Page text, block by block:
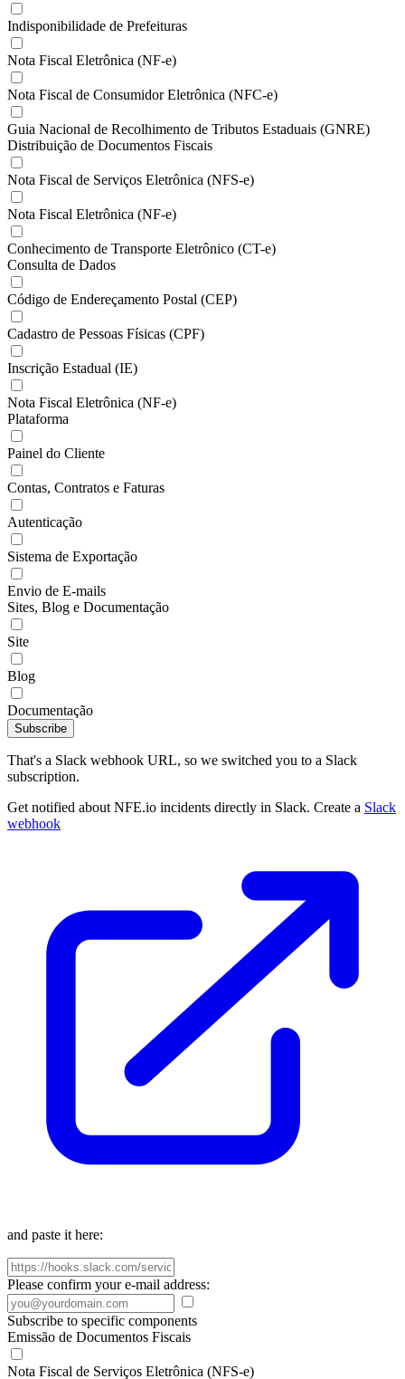
Indisponibilidade de Prefeituras
Nota Fiscal Eletrônica (NF-e)
Nota Fiscal de Consumidor Eletrônica (NFC-e)
Guia Nacional de Recolhimento de Tributos Estaduais (GNRE)
Distribuição de Documentos Fiscais
Nota Fiscal de Serviços Eletrônica (NFS-e)
Nota Fiscal Eletrônica (NF-e)
Conhecimento de Transporte Eletrônico (CT-e)
Consulta de Dados
Código de Endereçamento Postal (CEP)
Cadastro de Pessoas Físicas (CPF)
Inscrição Estadual (IE)
Nota Fiscal Eletrônica (NF-e)
Plataforma
Painel do Cliente
Contas, Contratos e Faturas
Autenticação
Sistema de Exportação
Envio de E-mails
Sites, Blog e Documentação
Site
Blog
Documentação
Subscribe
That's a Slack webhook URL, so we switched you to a Slack
subscription.
Get notified about NFE.io incidents directly in Slack. Create a Slack
webhook
and paste it here:
Please confirm your e-mail address:
Subscribe to specific components
Emissão de Documentos Fiscais
Nota Fiscal de Serviços Eletrônica (NFS-e)